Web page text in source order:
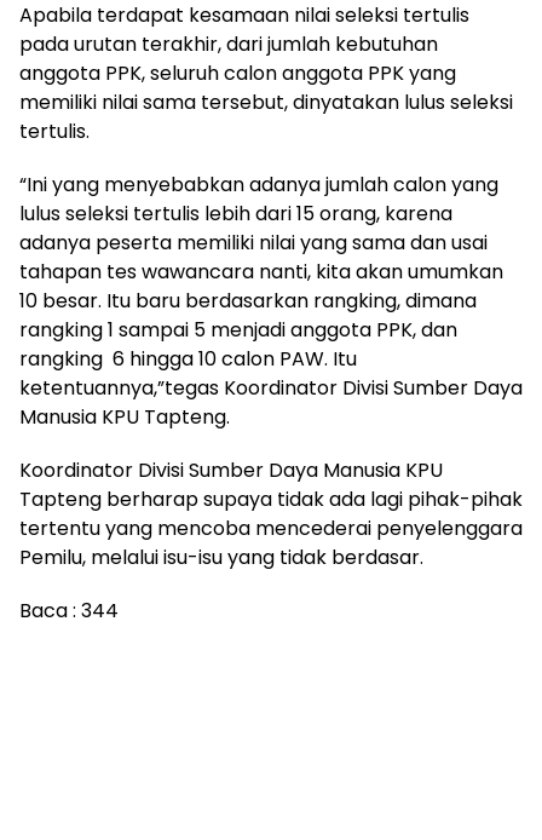
Apabila terdapat kesamaan nilai seleksi tertulis
pada urutan terakhir, dari jumlah kebutuhan
anggota PPK, seluruh calon anggota PPK yang
memiliki nilai sama tersebut, dinyatakan lulus seleksi
tertulis.
“Ini yang menyebabkan adanya jumlah calon yang
lulus seleksi tertulis lebih dari 15 orang, karena
adanya peserta memiliki nilai yang sama dan usai
tahapan tes wawancara nanti, kita akan umumkan
10 besar. Itu baru berdasarkan rangking, dimana
rangking 1 sampai 5 menjadi anggota PPK, dan
rangking 6 hingga 10 calon PAW. Itu
ketentuannya,”tegas Koordinator Divisi Sumber Daya
Manusia KPU Tapteng.
Koordinator Divisi Sumber Daya Manusia KPU
Tapteng berharap supaya tidak ada lagi pihak-pihak
tertentu yang mencoba mencederai penyelenggara
Pemilu, melalui isu-isu yang tidak berdasar.
Baca : 344